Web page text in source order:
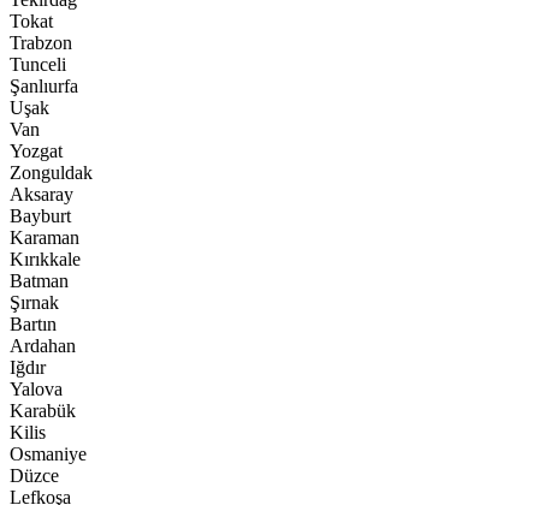
Tokat
Trabzon
Tunceli
Şanlıurfa
Uşak
Van
Yozgat
Zonguldak
Aksaray
Bayburt
Karaman
Kırıkkale
Batman
Şırnak
Bartın
Ardahan
Iğdır
Yalova
Karabük
Kilis
Osmaniye
Düzce
Lefkoşa